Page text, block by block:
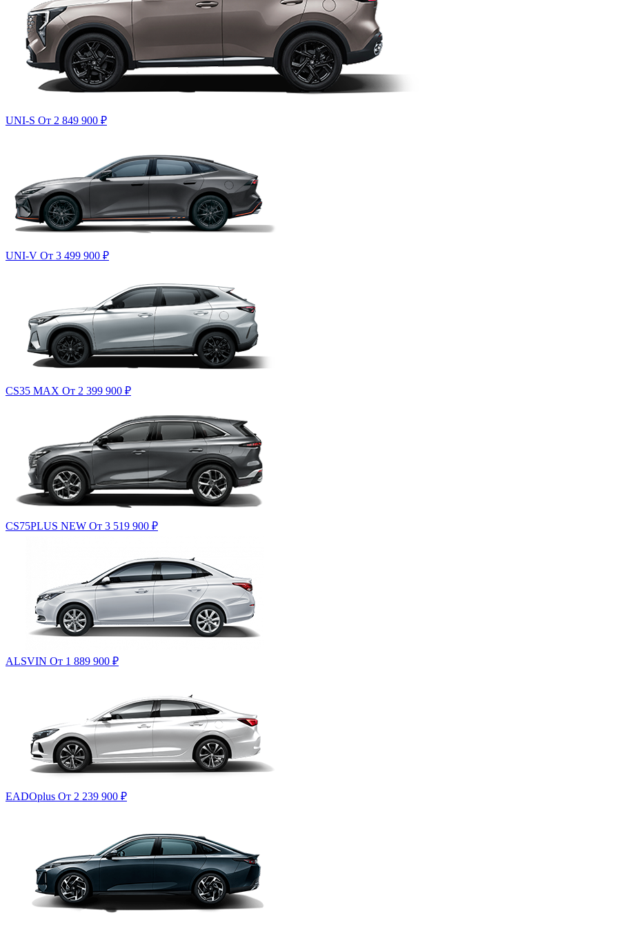
UNI-S От 2 849 900 ₽
UNI-V От 3 499 900 ₽
CS35 MAX От 2 399 900 ₽
CS75PLUS NEW От 3 519 900 ₽
ALSVIN От 1 889 900 ₽
EADOplus От 2 239 900 ₽